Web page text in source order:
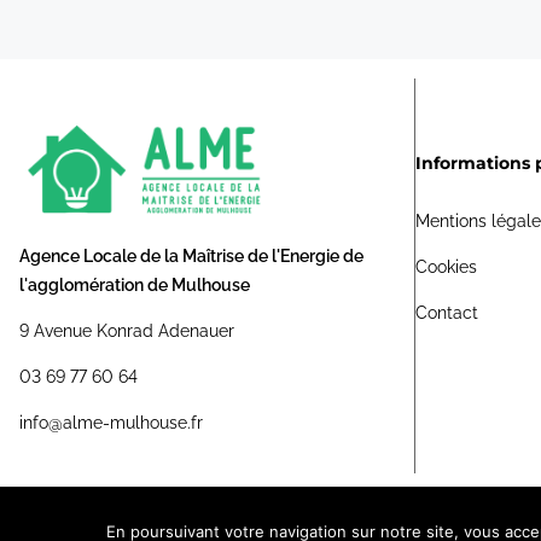
Agence Locale de la Maîtrise de l'Energie de
l'agglomération de Mulhouse
9 Avenue Konrad Adenauer
03 69 77 60 64
info@alme-mulhouse.fr
Informations
Mentions
Cookies
Contact
En poursuivant votre navigation sur notre site, vous